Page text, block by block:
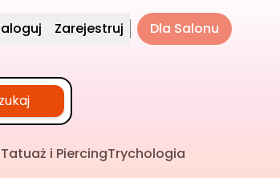
Zarejestruj Dla Salonu
Tatuaż i PiercingTrychologia